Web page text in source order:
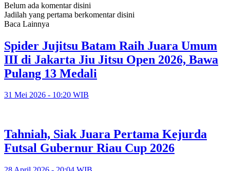
Belum ada komentar disini
Jadilah yang pertama berkomentar disini
Baca Lainnya
Spider Jujitsu Batam Raih Juara Umum
III di Jakarta Jiu Jitsu Open 2026, Bawa
Pulang 13 Medali
31 Mei 2026 - 10:20 WIB
Tahniah, Siak Juara Pertama Kejurda
Futsal Gubernur Riau Cup 2026